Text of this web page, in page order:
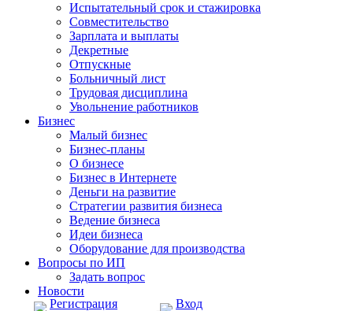
Испытательный срок и стажировка
Совместительство
Зарплата и выплаты
Декретные
Отпускные
Больничный лист
Трудовая дисциплина
Увольнение работников
Бизнес
Малый бизнес
Бизнес-планы
О бизнесе
Бизнес в Интернете
Деньги на развитие
Стратегии развития бизнеса
Ведение бизнеса
Идеи бизнеса
Оборудование для производства
Вопросы по ИП
Задать вопрос
Новости
Регистрация
Вход